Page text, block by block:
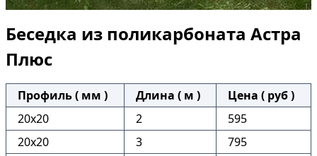
Беседка из поликарбоната Астра
Плюс
Профиль ( мм ) Длина ( м )
Цена ( руб )
20х20
2
595
20х20
3
795